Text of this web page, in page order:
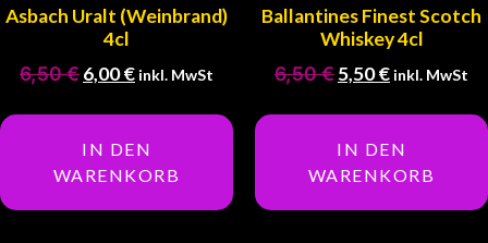
Asbach Uralt (Weinbrand)
4cl
6,50€6,00€ inkl. MwSt
IN DEN
WARENKORB
Ballantines Finest Scotch
Whiskey 4cl
6,50€5,50€ inkl. MwSt
IN DEN
WARENKORB